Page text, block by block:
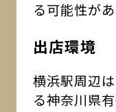
る可能性があ
出店環境
横浜駅周辺
る神奈川県